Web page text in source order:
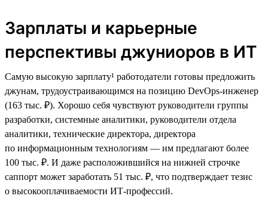
Зарплаты и карьерные
перспективы джуниоров в ИТ
Самую высокую зарплату¹ работодатели готовы предложить
джунам, трудоустраивающимся на позицию DevOps-инженер
(163 тыс. ₽). Хорошо себя чувствуют руководители группы
разработки, системные аналитики, руководители отдела
аналитики, технические директора, директора
по информационным технологиям — им предлагают более
100 тыс. ₽. И даже расположившийся на нижней строчке
саппорт может заработать 51 тыс. ₽, что подтверждает тезис
о высокооплачиваемости ИТ-профессий.